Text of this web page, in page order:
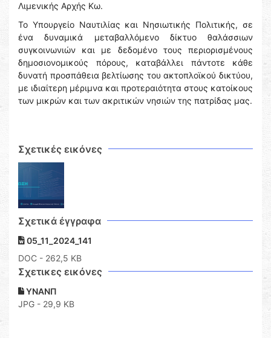
Λιμενικής Αρχής Κω.
Το Υπουργείο Ναυτιλίας και Νησιωτικής Πολιτικής, σε
ένα δυναμικά μεταβαλλόμενο δίκτυο θαλάσσιων
συγκοινωνιών και με δεδομένο τους περιορισμένους
δημοσιονομικούς πόρους, καταβάλλει πάντοτε κάθε
δυνατή προσπάθεια βελτίωσης του ακτοπλοϊκού δικτύου,
με ιδιαίτερη μέριμνα και προτεραιότητα στους κατοίκους
των μικρών και των ακριτικών νησιών της πατρίδας μας.
Σχετικές εικόνες
Σχετικά έγγραφα
05_11_2024_141
DOC - 262,5 KB
Σχετικες εικόνες
ΥΝΑΝΠ
JPG - 29,9 KB